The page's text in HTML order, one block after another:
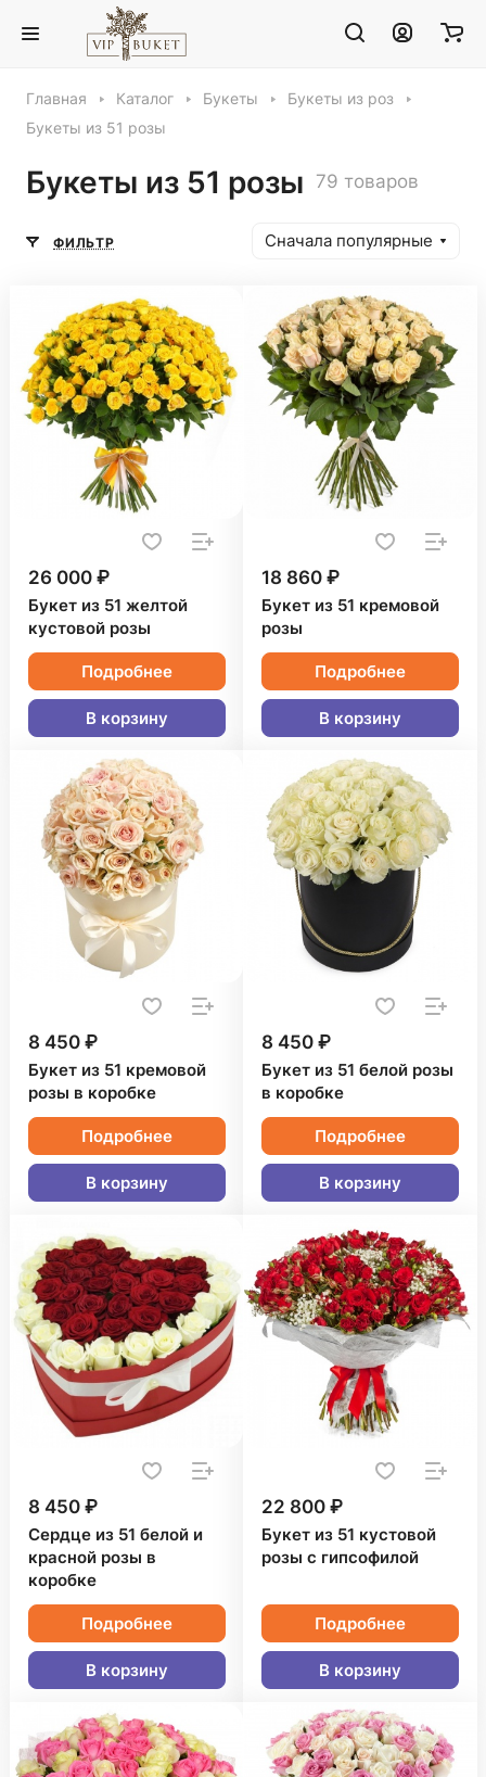
Главная Каталог Букеты
Букеты из роз
Букеты из 51 розы
Букеты из 51 розы 79 товаров
ФИЛЬТР Сначала популярные
26 000 ₽
Букет из 51 желтой
кустовой розы
Подробнее
В корзину
18 860 ₽
Букет из 51 кремовой
розы
Подробнее
В корзину
8 450 ₽
Букет из 51 кремовой
розы в коробке
Подробнее
В корзину
8 450 ₽
Букет из 51 белой розы
в коробке
Подробнее
В корзину
8 450 ₽
Сердце из 51 белой и
красной розы в
коробке
Подробнее
В корзину
22 800 ₽
Букет из 51 кустовой
розы с гипсофилой
Подробнее
В корзину